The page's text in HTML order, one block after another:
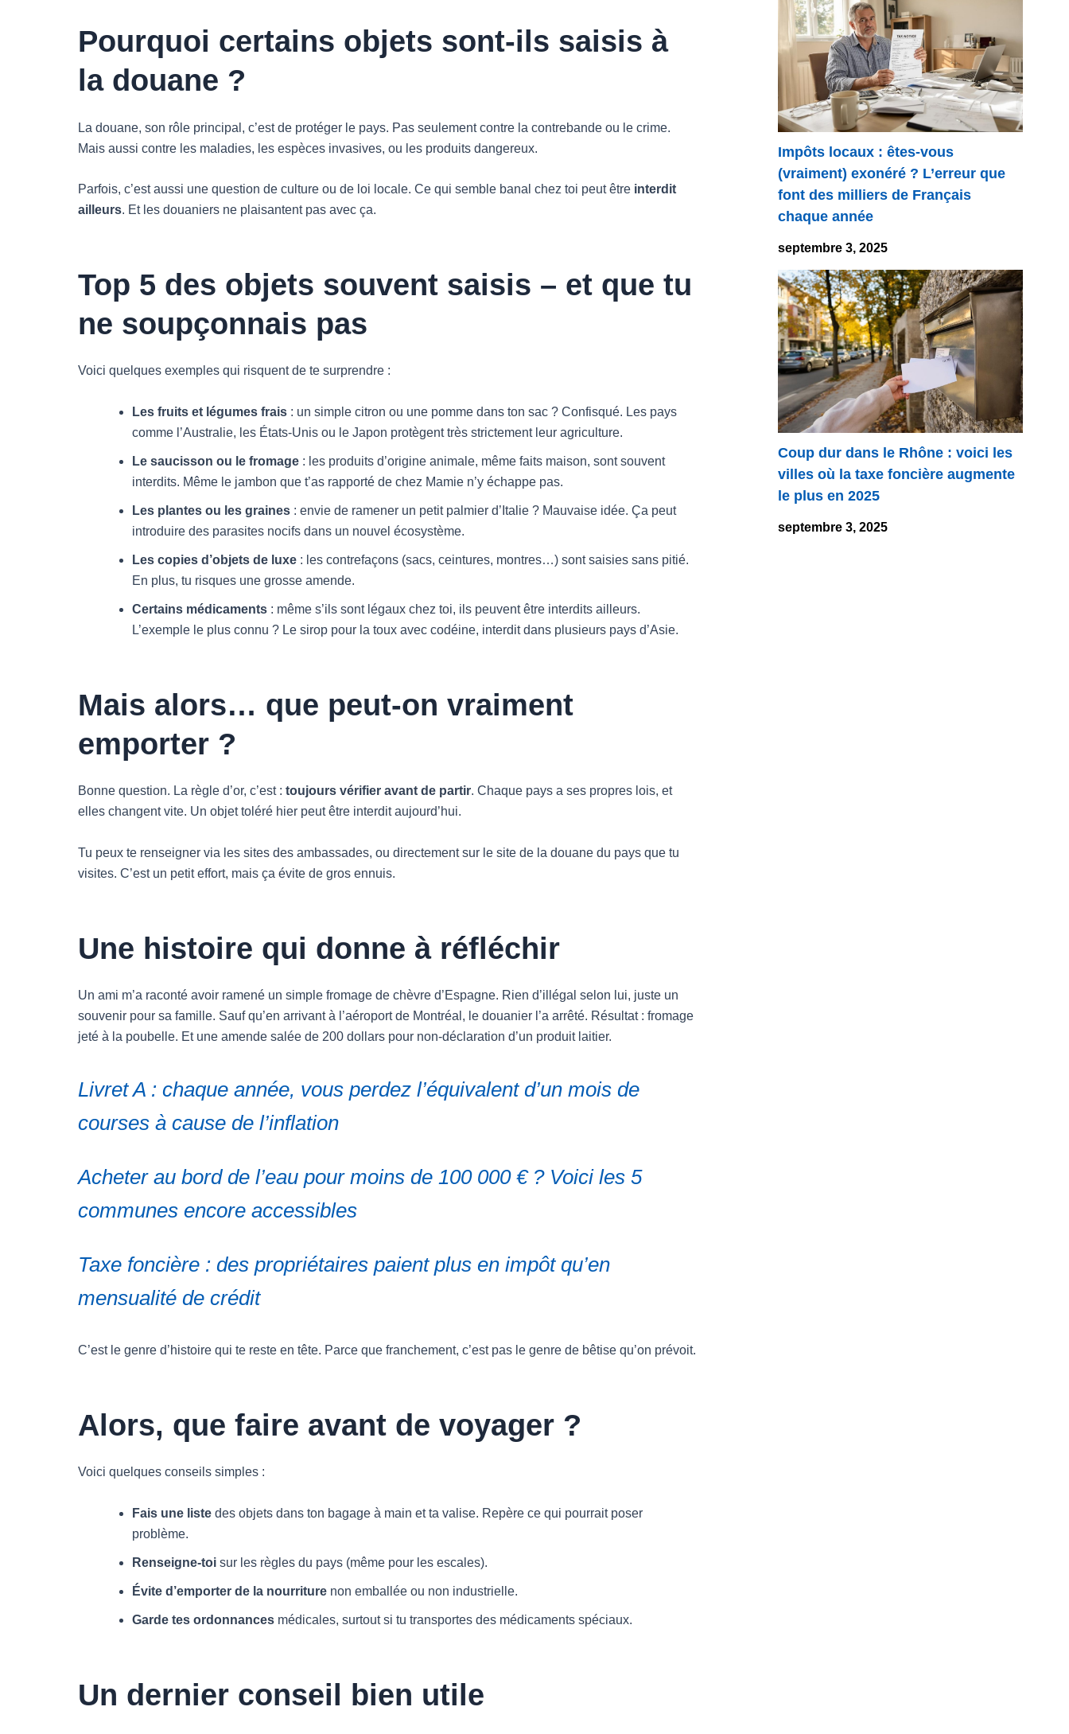
Pourquoi certains objets sont-ils saisis à
la douane ?
La douane, son rôle principal, c’est de protéger le pays. Pas seulement contre la contrebande ou le crime.
Mais aussi contre les maladies, les espèces invasives, ou les produits dangereux.
Parfois, c’est aussi une question de culture ou de loi locale. Ce qui semble banal chez toi peut être interdit
ailleurs. Et les douaniers ne plaisantent pas avec ça.
Top 5 des objets souvent saisis – et que tu
ne soupçonnais pas
Voici quelques exemples qui risquent de te surprendre :
Les fruits et légumes frais : un simple citron ou une pomme dans ton sac ? Confisqué. Les pays
comme l’Australie, les États-Unis ou le Japon protègent très strictement leur agriculture.
Le saucisson ou le fromage : les produits d’origine animale, même faits maison, sont souvent
interdits. Même le jambon que t’as rapporté de chez Mamie n’y échappe pas.
Les plantes ou les graines : envie de ramener un petit palmier d’Italie ? Mauvaise idée. Ça peut
introduire des parasites nocifs dans un nouvel écosystème.
Les copies d’objets de luxe : les contrefaçons (sacs, ceintures, montres…) sont saisies sans pitié.
En plus, tu risques une grosse amende.
Certains médicaments : même s’ils sont légaux chez toi, ils peuvent être interdits ailleurs.
L’exemple le plus connu ? Le sirop pour la toux avec codéine, interdit dans plusieurs pays d’Asie.
Mais alors… que peut-on vraiment
emporter ?
Bonne question. La règle d’or, c’est : toujours vérifier avant de partir. Chaque pays a ses propres lois, et
elles changent vite. Un objet toléré hier peut être interdit aujourd’hui.
Tu peux te renseigner via les sites des ambassades, ou directement sur le site de la douane du pays que tu
visites. C’est un petit effort, mais ça évite de gros ennuis.
Une histoire qui donne à réfléchir
Un ami m’a raconté avoir ramené un simple fromage de chèvre d’Espagne. Rien d’illégal selon lui, juste un
souvenir pour sa famille. Sauf qu’en arrivant à l’aéroport de Montréal, le douanier l’a arrêté. Résultat : fromage
jeté à la poubelle. Et une amende salée de 200 dollars pour non-déclaration d’un produit laitier.
Livret A : chaque année, vous perdez l’équivalent d’un mois de
courses à cause de l’inflation
Acheter au bord de l’eau pour moins de 100 000 € ? Voici les 5
communes encore accessibles
Taxe foncière : des propriétaires paient plus en impôt qu’en
mensualité de crédit
C’est le genre d’histoire qui te reste en tête. Parce que franchement, c’est pas le genre de bêtise qu’on prévoit.
Alors, que faire avant de voyager ?
Voici quelques conseils simples :
Fais une liste des objets dans ton bagage à main et ta valise. Repère ce qui pourrait poser
problème.
Renseigne-toi sur les règles du pays (même pour les escales).
Évite d’emporter de la nourriture non emballée ou non industrielle.
Garde tes ordonnances médicales, surtout si tu transportes des médicaments spéciaux.
Un dernier conseil bien utile
Impôts locaux : êtes-vous
(vraiment) exonéré ? L’erreur que
font des milliers de Français
chaque année
septembre 3, 2025
Coup dur dans le Rhône : voici les
villes où la taxe foncière augmente
le plus en 2025
septembre 3, 2025